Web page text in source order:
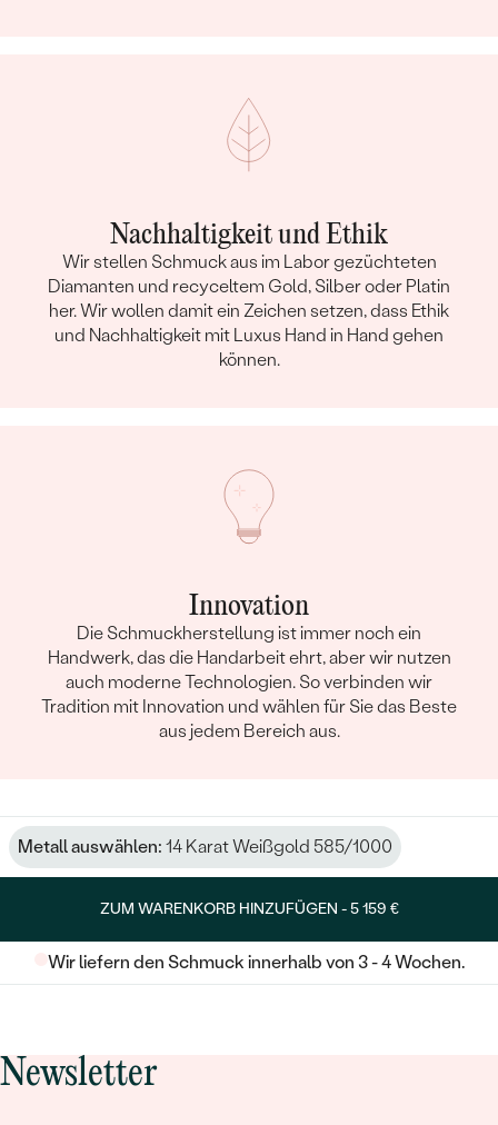
Nachhaltigkeit und Ethik
Wir stellen Schmuck aus im Labor gezüchteten
Diamanten und recyceltem Gold, Silber oder Platin
her. Wir wollen damit ein Zeichen setzen, dass Ethik
und Nachhaltigkeit mit Luxus Hand in Hand gehen
können.
Innovation
Die Schmuckherstellung ist immer noch ein
Handwerk, das die Handarbeit ehrt, aber wir nutzen
auch moderne Technologien. So verbinden wir
Tradition mit Innovation und wählen für Sie das Beste
aus jedem Bereich aus.
Metall auswählen: 14 Karat Weißgold 585/1000
ZUM WARENKORB HINZUFÜGEN -5 159 €
Wir liefern den Schmuck innerhalb von 3 - 4 Wochen.
Newsletter